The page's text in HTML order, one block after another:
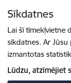
Sīkdatnes
Lai šī tīmekļvietne
sīkdatnes. Ar
izmantotas
Lūdzu, atzīmējiet